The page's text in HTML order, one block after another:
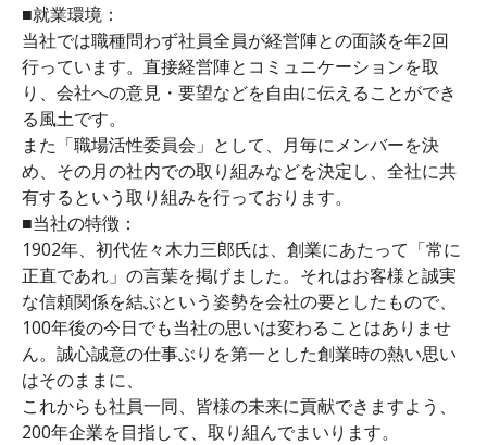
■就業環境：
当社では職種問わず社員全員が経営陣との面談を年2回
行っています。直接経営陣とコミュニケーションを取
り、会社への意見・要望などを自由に伝えることができ
る風土です。
また「職場活性委員会」として、月毎にメンバーを決
め、その月の社内での取り組みなどを決定し、全社に共
有するという取り組みを行っております。
■当社の特徴：
1902年、初代佐々木力三郎氏は、創業にあたって「常に
正直であれ」の言葉を掲げました。それはお客様と誠実
な信頼関係を結ぶという姿勢を会社の要としたもので、
100年後の今日でも当社の思いは変わることはありませ
ん。誠心誠意の仕事ぶりを第一とした創業時の熱い思い
はそのままに、
これからも社員一同、皆様の未来に貢献できますよう、
200年企業を目指して、取り組んでまいります。